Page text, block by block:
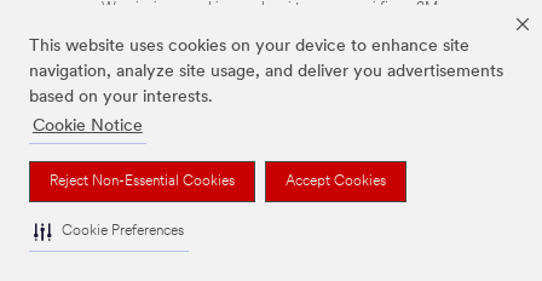
This website uses cookies on your device to enhance site
navigation, analyze site usage, and deliver you advertisements
based on your interests.
Cookie Notice
Reject Non-Essential Cookies Accept Cookies
Cookie Preferences
Wymienione marki są znakami towarowymi firmy 3M.